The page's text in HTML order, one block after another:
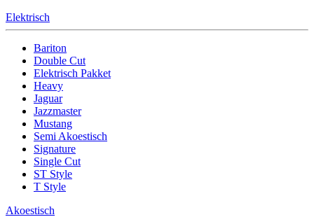
Elektrisch
Bariton
Double Cut
Elektrisch Pakket
Heavy
Jaguar
Jazzmaster
Mustang
Semi Akoestisch
Signature
Single Cut
ST Style
T Style
Akoestisch